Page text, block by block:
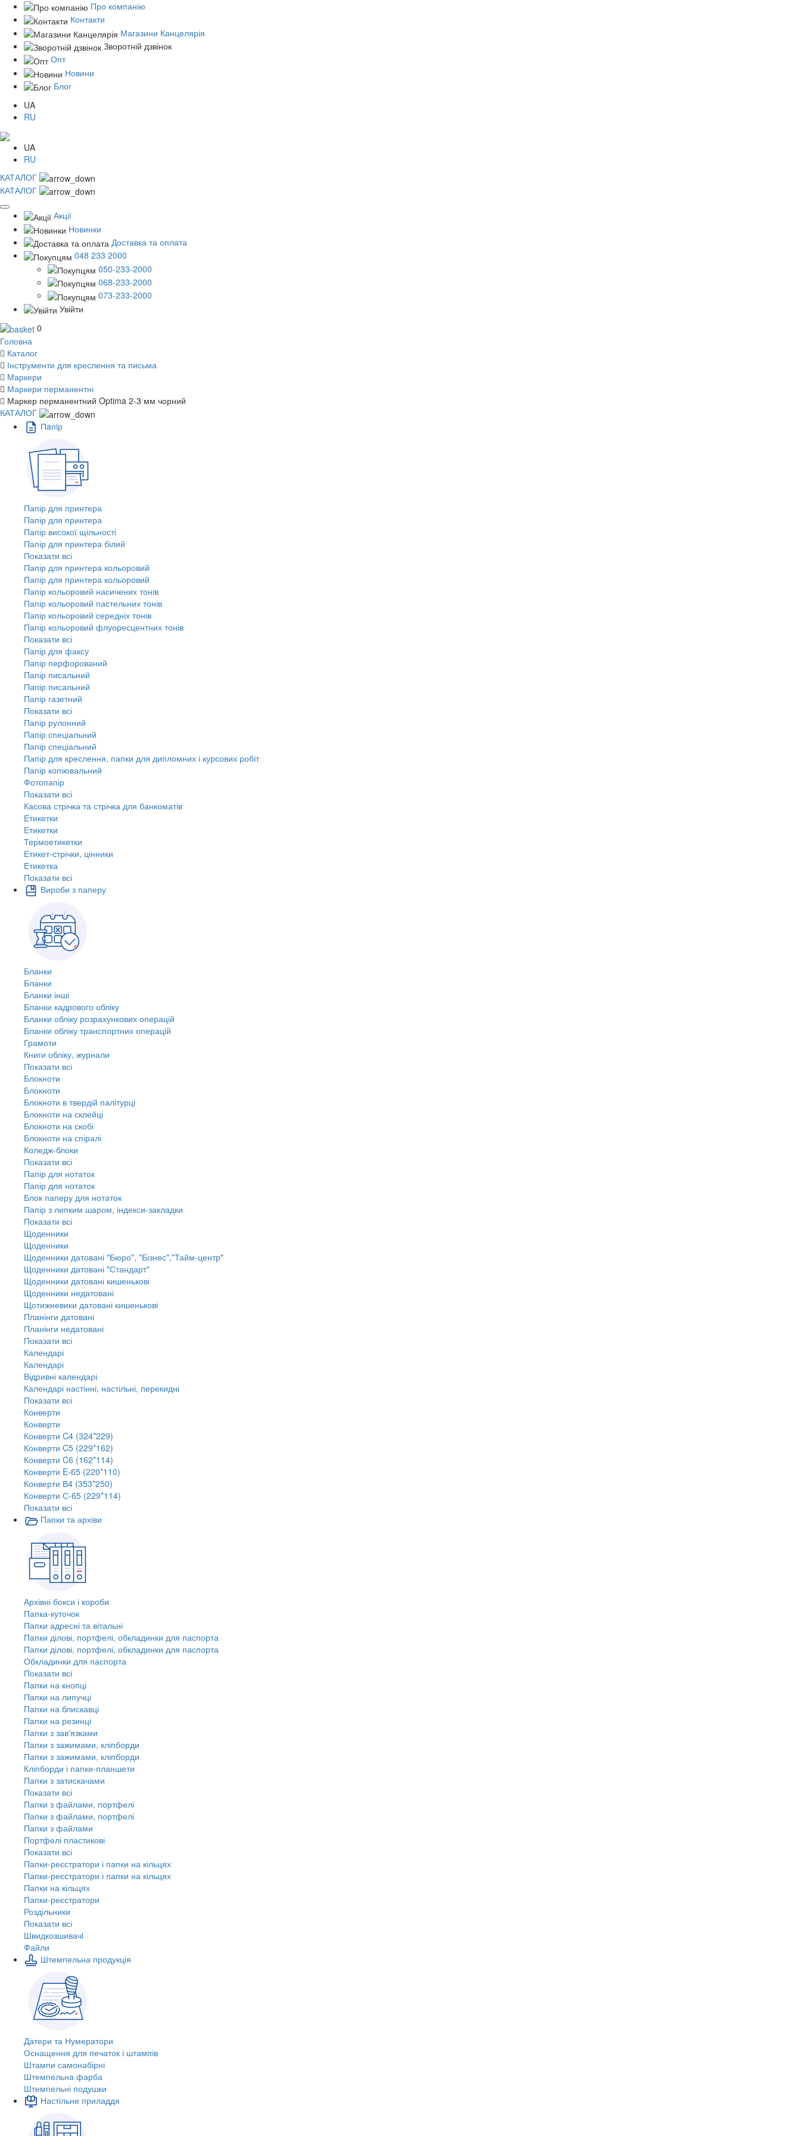
Про компанію
Контакти
Магазини Канцелярія
Зворотній дзвінок
Опт
Новини
Блог
UA
RU
UA
RU
КАТАЛОГ
КАТАЛОГ
Акції
Новинки
Доставка та оплата
048 233 2000
050-233-2000
068-233-2000
073-233-2000
Увійти
0
Головна
Каталог
Інструменти для креслення та письма
Маркери
Маркери перманентні
Маркер перманентний Optima 2-3 мм чорний
КАТАЛОГ
Пaпiр
Папір для принтера
Папір для принтера
Папір високої щільності
Папір для принтера білий
Показати всі
Папір для принтера кольоровий
Папір для принтера кольоровий
Папір кольоровий насичених тонів
Папір кольоровий пастельних тонів
Папір кольоровий середніх тонів
Папір кольоровий флуоресцентних тонів
Показати всі
Папір для факсу
Папір перфорований
Папір писальний
Папір писальний
Папір газетний
Показати всі
Папір рулонний
Папір спеціальний
Папір спеціальний
Папір для креслення, папки для дипломних і курсових робіт
Папір копіювальний
Фотопапір
Показати всі
Касова стрічка та стрічка для банкоматів
Етикетки
Етикетки
Термоетикетки
Етикет-стрічки, цінники
Етикетка
Показати всі
Вироби з паперу
Бланки
Бланки
Бланки інші
Бланки кадрового обліку
Бланки обліку розрахункових операцій
Бланки обліку транспортних операцій
Грамоти
Книги обліку, журнали
Показати всі
Блокноти
Блокноти
Блокноти в твердій палітурці
Блокноти на склейці
Блокноти на скобі
Блокноти на спіралі
Коледж-блоки
Показати всі
Папір для нотаток
Папір для нотаток
Блок паперу для нотаток
Папір з липким шаром, індекси-закладки
Показати всі
Щоденники
Щоденники
Щоденники датовані "Бюро", "Бізнес","Тайм-центр"
Щоденники датовані "Стандарт"
Щоденники датовані кишенькові
Щоденники недатовані
Щотижневики датовані кишенькові
Планінги датовані
Планінги недатовані
Показати всі
Календарі
Календарі
Відривні календарі
Календарі настінні, настільні, перекидні
Показати всі
Конверти
Конверти
Конверти C4 (324*229)
Конверти C5 (229*162)
Конверти C6 (162*114)
Конверти E-65 (220*110)
Конверти В4 (353*250)
Конверти С-65 (229*114)
Показати всі
Папки та архіви
Архівні бокси і короби
Папка-куточок
Папки адресні та вітальні
Папки ділові, портфелі, обкладинки для паспорта
Папки ділові, портфелі, обкладинки для паспорта
Обкладинки для паспорта
Показати всі
Папки на кнопці
Папки на липучці
Папки на блискавці
Папки на резинці
Папки з зав'язками
Папки з зажимами, кліпборди
Папки з зажимами, кліпборди
Кліпборди і папки-планшети
Папки з затискачами
Показати всі
Папки з файлами, портфелі
Папки з файлами, портфелі
Папки з файлами
Портфелі пластикові
Показати всі
Папки-реєстратори і папки на кільцях
Папки-реєстратори і папки на кільцях
Папки на кільцях
Папки-реєстратори
Роздільники
Показати всі
Швидкозшивачi
Файли
Штемпельна продукція
Датери та Нумератори
Оснащення для печаток і штампів
Штампи самонабірні
Штемпельна фарба
Штемпельні подушки
Настільне приладдя